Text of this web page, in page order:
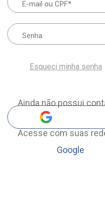
Esqueci minha senha
Ainda não possui
Acesse com suas
Google